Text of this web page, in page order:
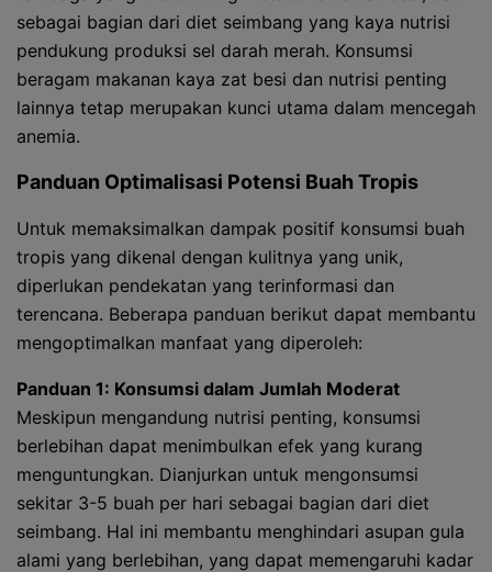
sebagai bagian dari diet seimbang yang kaya nutrisi
pendukung produksi sel darah merah. Konsumsi
beragam makanan kaya zat besi dan nutrisi penting
lainnya tetap merupakan kunci utama dalam mencegah
anemia.
Panduan Optimalisasi Potensi Buah Tropis
Untuk memaksimalkan dampak positif konsumsi buah
tropis yang dikenal dengan kulitnya yang unik,
diperlukan pendekatan yang terinformasi dan
terencana. Beberapa panduan berikut dapat membantu
mengoptimalkan manfaat yang diperoleh:
Panduan 1: Konsumsi dalam Jumlah Moderat
Meskipun mengandung nutrisi penting, konsumsi
berlebihan dapat menimbulkan efek yang kurang
menguntungkan. Dianjurkan untuk mengonsumsi
sekitar 3-5 buah per hari sebagai bagian dari diet
seimbang. Hal ini membantu menghindari asupan gula
alami yang berlebihan, yang dapat memengaruhi kadar